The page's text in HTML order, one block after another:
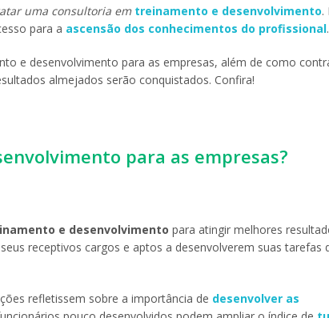
uma consultoria em treinamento e desenvolvimento.
para a ascensão dos conhecimentos do profissional.
e desenvolvimento para as empresas, além de como
almejados serão conquistados. Confira!
para as empresas?
e desenvolvimento para atingir melhores
receptivos cargos e aptos a desenvolverem suas tarefas
refletissem sobre a importância de desenvolver as